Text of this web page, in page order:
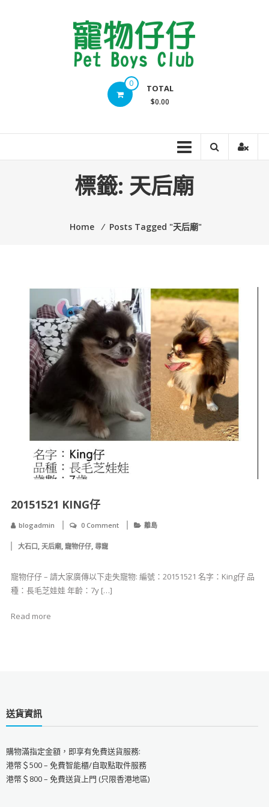
0 TOTAL
$0.00
標籤: 天后廟
Home ⁄ Posts Tagged "天后廟"
20151521 KING仔
blogadmin 0 Comment 離島
大石口, 天后廟, 寵物仔仔, 尋寵
寵物仔仔 – 請大家廣傳以下走失寵物: 編號：20151521 名字：King仔 品
種：長毛芝娃娃 年齡：7y […]
Read more
送貨資訊
購物滿指定金額，即享有免費送貨服務:
港幣＄500 – 免費智能櫃/自取點取件服務
港幣＄800 – 免費送貨上門 (只限香港地區)